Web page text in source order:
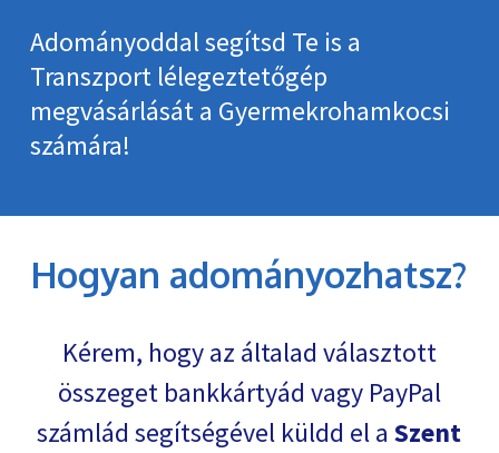
Adományoddal segítsd Te is a
Transzport lélegeztetőgép
megvásárlását a Gyermekrohamkocsi
számára!
Hogyan adományozhatsz?
Kérem, hogy az általad választott
összeget bankkártyád vagy PayPal
számlád segítségével küldd el aSzent